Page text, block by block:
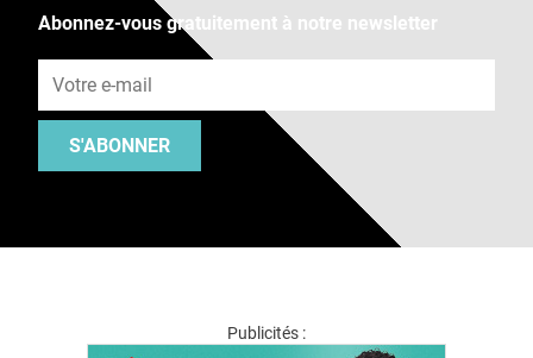
Abonnez-vous gratuitement à notre newsletter
S'ABONNER
Publicités :